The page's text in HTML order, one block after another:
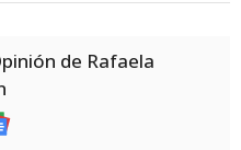
de Rafaela